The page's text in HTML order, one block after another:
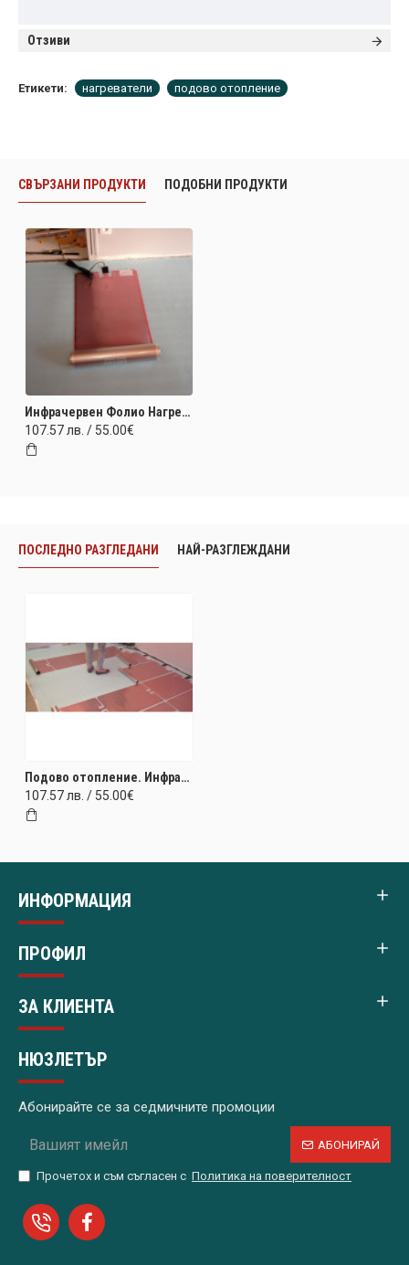
Отзиви
Етикети: нагреватели подово отопление
СВЪРЗАНИ ПРОДУКТИ ПОДОБНИ ПРОДУКТИ
Инфрачервен Фолио Нагревател За Подово Отопление - Минимална мощност 80W/m2 96W‐230V‐500x2400
107.57 лв. / 55.00€
ПОСЛЕДНО РАЗГЛЕДАНИ НАЙ-РАЗГЛЕЖДАНИ
Подово отопление. Инфрачервен фолио нагревател 175W/m2 ‐ 108W‐230V‐540x1170
107.57 лв. / 55.00€
ИНФОРМАЦИЯ
ПРОФИЛ
ЗА КЛИЕНТА
НЮЗЛЕТЪР
Абонирайте се за седмичните промоции
АБОНИРАЙ
Прочетох и съм съгласен с Политика на поверителност